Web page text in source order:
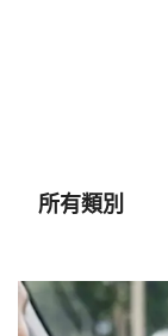
所有類別